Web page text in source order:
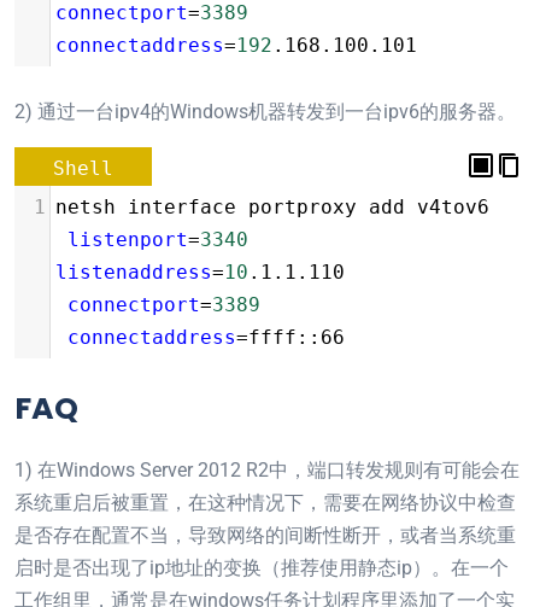
connectport=3389
connectaddress=192 .168.100.101
2) 通过一台ipv4的Windows机器转发到一台ipv6的服务器。
Shell
1 netsh interface portproxy add v4tov6
listenport=3340
listenaddress=10 .1.1.110
connectport=3389
connectaddress=ffff::66
FAQ
1) 在Windows Server 2012 R2中，端口转发规则有可能会在
系统重启后被重置，在这种情况下，需要在网络协议中检查
是否存在配置不当，导致网络的间断性断开，或者当系统重
启时是否出现了ip地址的变换（推荐使用静态ip）。在一个
工作组里，通常是在windows任务计划程序里添加了一个实